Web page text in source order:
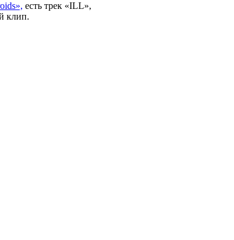
есть трек «ILL»,
клип.